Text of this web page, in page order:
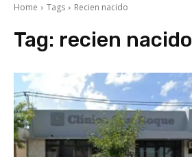
Home Tags Recien nacido
Tag: recien nacido